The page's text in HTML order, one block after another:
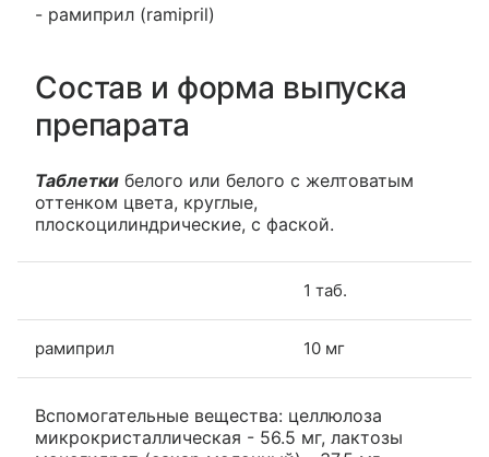
- рамиприл (ramipril)
Состав и форма выпуска
препарата
Таблетки белого или белого с желтоватым
оттенком цвета, круглые,
плоскоцилиндрические, с фаской.
1 таб.
рамиприл 10 мг
Вспомогательные вещества: целлюлоза
микрокристаллическая - 56.5 мг, лактозы